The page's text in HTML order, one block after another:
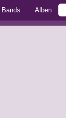
Bands Alben